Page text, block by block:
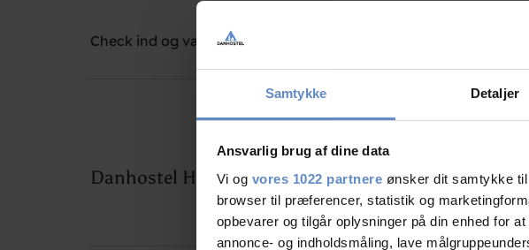
Samtykke Detaljer
Ansvarlig brug af dine data
Vi og vores 1022 partnere ønsker dit samtykke
browser til præferencer, statistik og
opbevarer og tilgår oplysninger på din enhed for
annonce- og indholdsmåling, lave
Check ind og værelser
Danhostel Hobro priser